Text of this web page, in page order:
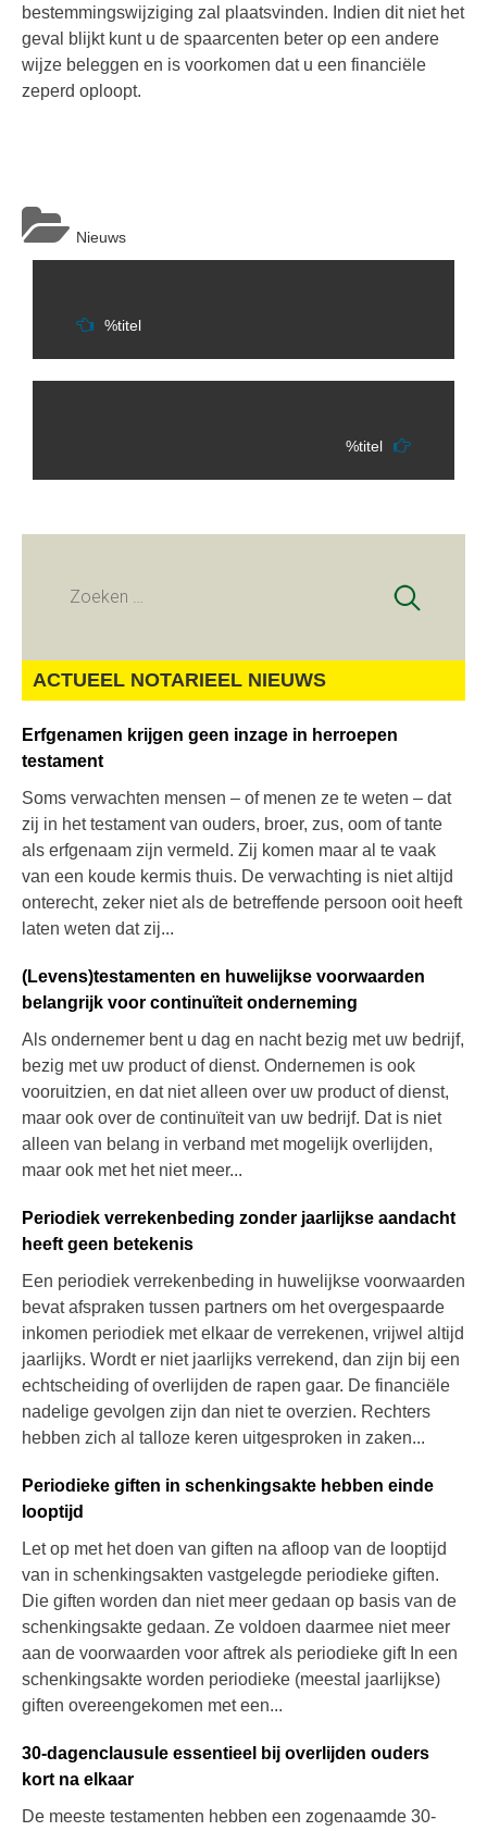
bestemmingswijziging zal plaatsvinden. Indien dit niet het
geval blijkt kunt u de spaarcenten beter op een andere
wijze beleggen en is voorkomen dat u een financiële
zeperd oploopt.
Nieuws
Berichtnavigatie
%titel
%titel
Zoeken
ACTUEEL NOTARIEEL NIEUWS
Erfgenamen krijgen geen inzage in herroepen
testament
Soms verwachten mensen – of menen ze te weten – dat
zij in het testament van ouders, broer, zus, oom of tante
als erfgenaam zijn vermeld. Zij komen maar al te vaak
van een koude kermis thuis. De verwachting is niet altijd
onterecht, zeker niet als de betreffende persoon ooit heeft
laten weten dat zij...
(Levens)testamenten en huwelijkse voorwaarden
belangrijk voor continuïteit onderneming
Als ondernemer bent u dag en nacht bezig met uw bedrijf,
bezig met uw product of dienst. Ondernemen is ook
vooruitzien, en dat niet alleen over uw product of dienst,
maar ook over de continuïteit van uw bedrijf. Dat is niet
alleen van belang in verband met mogelijk overlijden,
maar ook met het niet meer...
Periodiek verrekenbeding zonder jaarlijkse aandacht
heeft geen betekenis
Een periodiek verrekenbeding in huwelijkse voorwaarden
bevat afspraken tussen partners om het overgespaarde
inkomen periodiek met elkaar de verrekenen, vrijwel altijd
jaarlijks. Wordt er niet jaarlijks verrekend, dan zijn bij een
echtscheiding of overlijden de rapen gaar. De financiële
nadelige gevolgen zijn dan niet te overzien. Rechters
hebben zich al talloze keren uitgesproken in zaken...
Periodieke giften in schenkingsakte hebben einde
looptijd
Let op met het doen van giften na afloop van de looptijd
van in schenkingsakten vastgelegde periodieke giften.
Die giften worden dan niet meer gedaan op basis van de
schenkingsakte gedaan. Ze voldoen daarmee niet meer
aan de voorwaarden voor aftrek als periodieke gift In een
schenkingsakte worden periodieke (meestal jaarlijkse)
giften overeengekomen met een...
30-dagenclausule essentieel bij overlijden ouders
kort na elkaar
De meeste testamenten hebben een zogenaamde 30-